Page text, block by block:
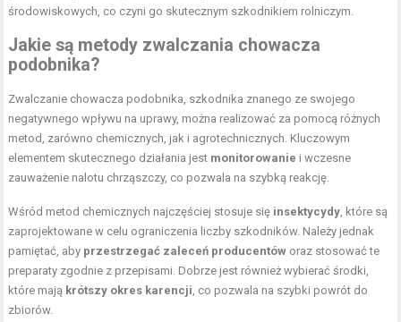
środowiskowych, co czyni go skutecznym szkodnikiem rolniczym.
Jakie są metody zwalczania chowacza
podobnika?
Zwalczanie chowacza podobnika, szkodnika znanego ze swojego
negatywnego wpływu na uprawy, można realizować za pomocą różnych
metod, zarówno chemicznych, jak i agrotechnicznych. Kluczowym
elementem skutecznego działania jest monitorowanie i wczesne
zauważenie nalotu chrząszczy, co pozwala na szybką reakcję.
Wśród metod chemicznych najczęściej stosuje się insektycydy, które są
zaprojektowane w celu ograniczenia liczby szkodników. Należy jednak
pamiętać, aby przestrzegać zaleceń producentów oraz stosować te
preparaty zgodnie z przepisami. Dobrze jest również wybierać środki,
które mają krótszy okres karencji, co pozwala na szybki powrót do
zbiorów.